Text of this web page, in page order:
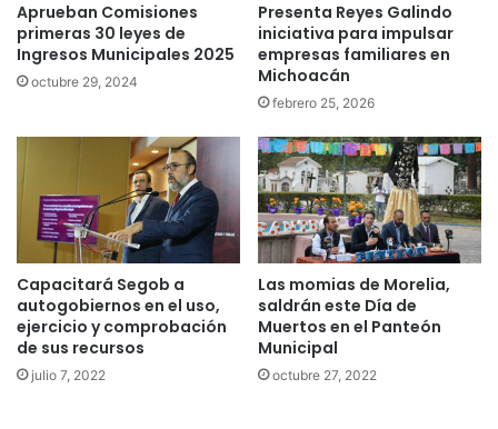
Aprueban Comisiones
primeras 30 leyes de
Ingresos Municipales 2025
octubre 29, 2024
Presenta Reyes Galindo
iniciativa para impulsar
empresas familiares en
Michoacán
febrero 25, 2026
Capacitará Segob a
autogobiernos en el uso,
ejercicio y comprobación
de sus recursos
julio 7, 2022
Las momias de Morelia,
saldrán este Día de
Muertos en el Panteón
Municipal
octubre 27, 2022